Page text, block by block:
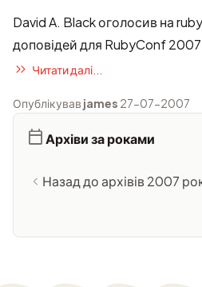
David A. Black оголосив на
доповідей для RubyConf 2007
Читати далі...
Опублікував james 27-07-2007
Архіви за роками
Назад до архівів 2007